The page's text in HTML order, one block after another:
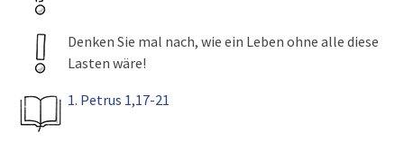
Denken Sie mal nach, wie ein Leben ohne alle diese
Lasten wäre!
1. Petrus 1,17-21